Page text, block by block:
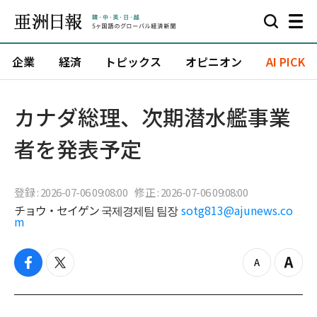
企業 経済 トピックス オピニオン AI PICK
カナダ総理、次期潜水艦事業
者を発表予定
登録 : 2026-07-06 09:08:00 修正 : 2026-07-06 09:08:00
チョウ・セイゲン 국제경제팀 팀장 sotg813@ajunews.co
m
f
c
t
i
z
o
Z
o